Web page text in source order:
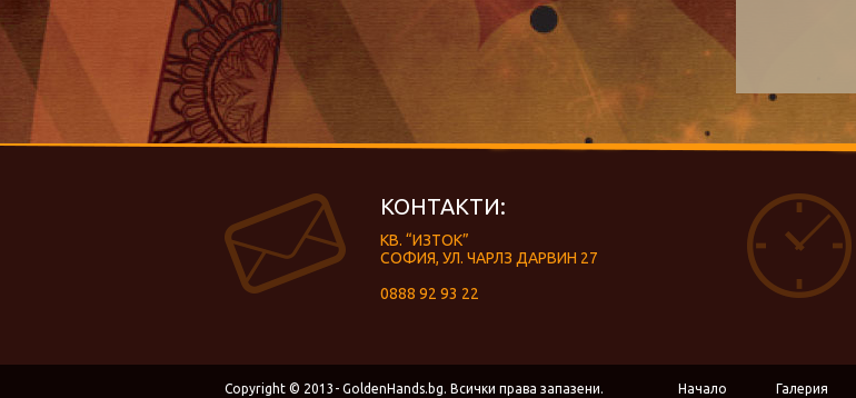
КОНТАКТИ:
КВ. “ИЗТОК”
СОФИЯ, УЛ. ЧАРЛЗ ДАРВИН 27
0888 92 93 22
Copyright © 2013- GoldenHands.bg. Всички права запазени. Начало Галерия